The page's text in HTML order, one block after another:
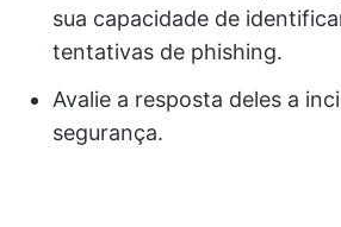
sua capacidade de
tentativas de phishing.
Avalie a resposta deles a
segurança.